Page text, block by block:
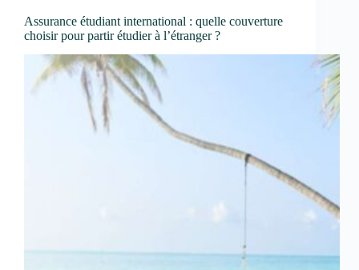
Assurance étudiant international : quelle couverture
choisir pour partir étudier à l’étranger ?